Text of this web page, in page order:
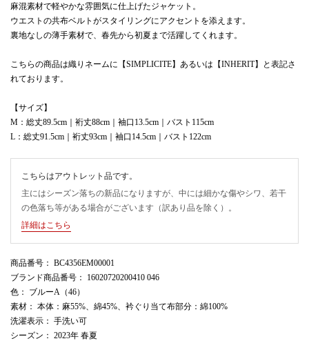
麻混素材で軽やかな雰囲気に仕上げたジャケット。
ウエストの共布ベルトがスタイリングにアクセントを添えます。
裏地なしの薄手素材で、春先から初夏まで活躍してくれます。
こちらの商品は織りネームに【SIMPLICITE】あるいは【INHERIT】と表記さ
れております。
【サイズ】
M：総丈89.5cm｜裄丈88cm｜袖口13.5cm｜バスト115cm
L：総丈91.5cm｜裄丈93cm｜袖口14.5cm｜バスト122cm
こちらはアウトレット品です。
主にはシーズン落ちの新品になりますが、中には細かな傷やシワ、若干
の色落ち等がある場合がございます（訳あり品を除く）。
詳細はこちら
商品番号 ： BC4356EM00001
ブランド商品番号 ： 16020720200410 046
色 ： ブルーA（46）
素材 ： 本体：麻55%、綿45%、衿ぐり当て布部分：綿100%
洗濯表示 ： 手洗い可
シーズン ： 2023年 春夏